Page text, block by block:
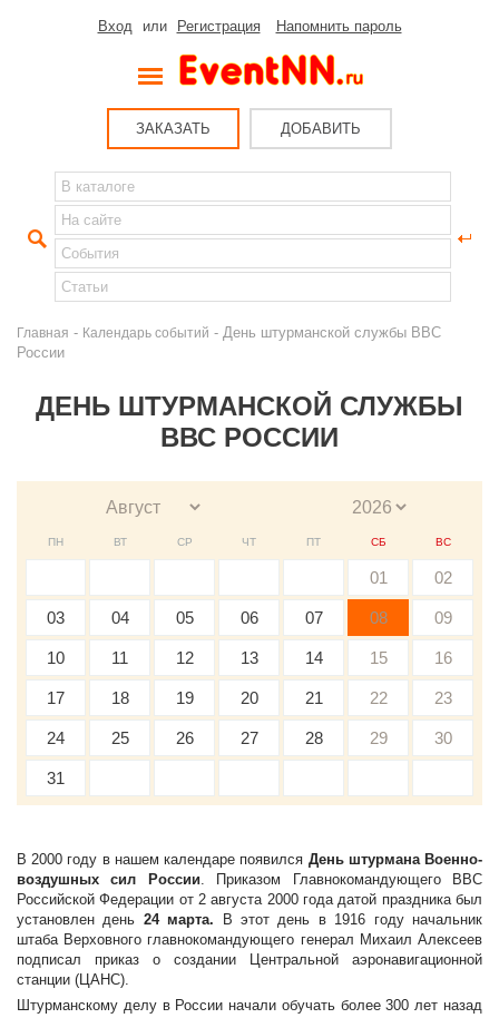
Вход или Регистрация Напомнить пароль
ЗАКАЗАТЬ ДОБАВИТЬ
Главная - Календарь событий - День штурманской службы ВВС
России
ДЕНЬ ШТУРМАНСКОЙ СЛУЖБЫ
ВВС РОССИИ
ПН ВТ СР ЧТ ПТ СБ ВС
01 02
03 04 05 06 07 08 09
10 11 12 13 14 15 16
17 18 19 20 21 22 23
24 25 26 27 28 29 30
31
В 2000 году в нашем календаре появился День штурмана Военно-
воздушных сил России. Приказом Главнокомандующего ВВС
Российской Федерации от 2 августа 2000 года датой праздника был
установлен день 24 марта. В этот день в 1916 году начальник
штаба Верховного главнокомандующего генерал Михаил Алексеев
подписал приказ о создании Центральной аэронавигационной
станции (ЦАНС).
Штурманскому делу в России начали обучать более 300 лет назад